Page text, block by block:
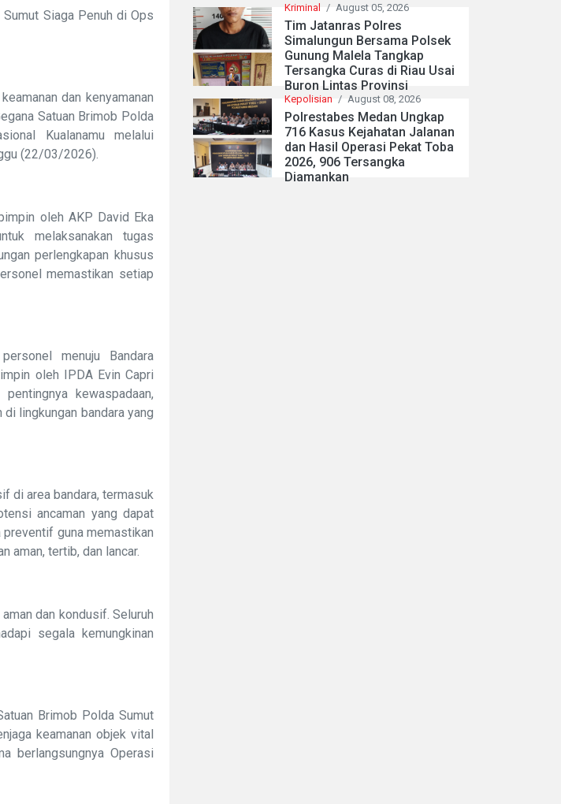
Siaga Penuh di Ops
dan kenyamanan
Satuan Brimob Polda
Kualanamu melalui
(22/03/2026).
oleh AKP David Eka
melaksanakan tugas
perlengkapan khusus
memastikan setiap
menuju Bandara
oleh IPDA Evin Capri
kewaspadaan,
lingkungan bandara yang
di area bandara, termasuk
ancaman yang dapat
guna memastikan
aman, tertib, dan lancar.
dan kondusif. Seluruh
segala kemungkinan
Brimob Polda Sumut
keamanan objek vital
berlangsungnya Operasi
Kriminal / August 05, 2026
Tim Jatanras Polres
Simalungun Bersama Polsek
Gunung Malela Tangkap
Tersangka Curas di Riau Usai
Buron Lintas Provinsi
Kepolisian / August 08, 2026
Polrestabes Medan Ungkap
716 Kasus Kejahatan Jalanan
dan Hasil Operasi Pekat Toba
2026, 906 Tersangka
Diamankan